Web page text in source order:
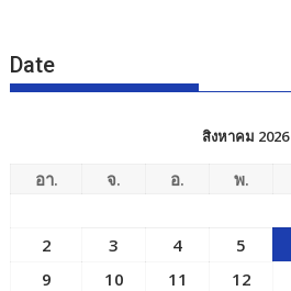
Date
สิงหาคม 2026
อา. จ. อ. พ.
2
3 4 5
9
10 11 12